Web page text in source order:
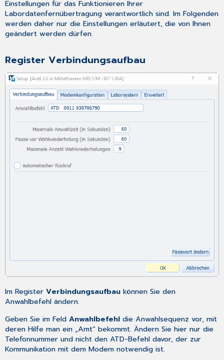
Einstellungen für das Funktionieren Ihrer
Labordatenfernübertragung verantwortlich sind. Im Folgenden
werden daher nur die Einstellungen erläutert, die von Ihnen
geändert werden dürfen.
Register Verbindungsaufbau
Im RegisterVerbindungsaufbau können Sie den
Anwahlbefehl ändern.
Geben Sie im FeldAnwahlbefehl die Anwahlsequenz vor, mit
deren Hilfe man ein „Amt“ bekommt. Ändern Sie hier nur die
Telefonnummer und nicht den ATD-Befehl davor, der zur
Kommunikation mit dem Modem notwendig ist.